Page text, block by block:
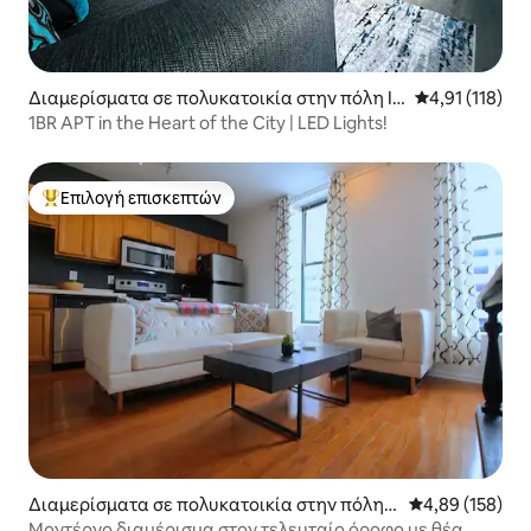
Διαμερίσματα σε πολυκατοικία στην πόλη In
dianapolis
Μέση
4,91 (118)
1BR APT in the Heart of the City | LED Lights!
Κορυφαία επιλογή επισκεπτών
Επιλογή επισκεπτών
Διαμερίσματα σε πολυκατοικία στην πόλη I
ndianapolis
Μέση
4,89 (158)